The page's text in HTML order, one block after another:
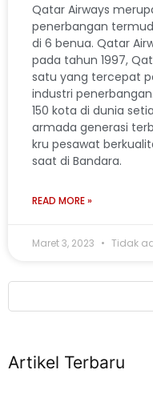
Qatar Airways
penerbangan
di 6 benua. Qatar
pada tahun 1997,
satu yang tercepat
industri
150 kota di dunia
armada generasi
kru pesawat
saat di Bandara.
READ MORE »
Maret 3, 2023 Tidak
Artikel Terbaru